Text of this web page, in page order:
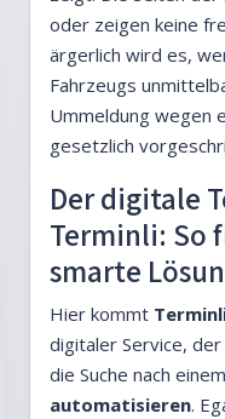
oder zeigen keine
ärgerlich wird es,
Fahrzeugs
Ummeldung wegen
gesetzlich
Der digitale
Terminli: So
smarte
Hier kommt
digitaler Service,
die Suche nach
automatisieren.